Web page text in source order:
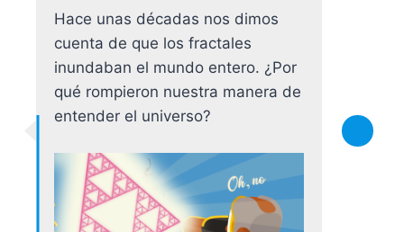
Hace unas décadas nos dimos
cuenta de que los fractales
inundaban el mundo entero. ¿Por
qué rompieron nuestra manera de
entender el universo?